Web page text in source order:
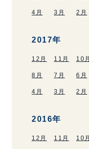
4月 3月 2月
2017年
12月 11月 10月
8月 7月 6月
4月 3月 2月
2016年
12月 11月 10月